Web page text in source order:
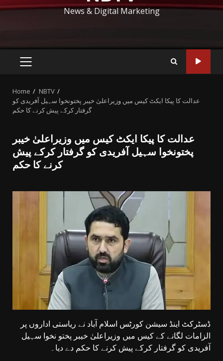
News & Digital Marketing
PRIMARY
Home
NBTV
عدالت کا پیکا ایکٹ کیس میں وزیراعلیٰ خیبر پختونخوا سہیل آفریدی کو
گرفتار کرکے پیش کرنے کا حکم
عدالت کا پیکا ایکٹ کیس میں وزیراعلیٰ خیبر
پختونخوا سہیل آفریدی کو گرفتار کرکے پیش
کرنے کا حکم
ڈسٹرکٹ اینڈ سیشن کورٹس اسلام آباد نے ریاستی اداروں پر
الزامات لگانے کے کیس میں وزیراعلیٰ خیبر پختو نخوا سہیل
آفریدی کو گرفتار کرکے پیش کرنے کا حکم دے دیا۔